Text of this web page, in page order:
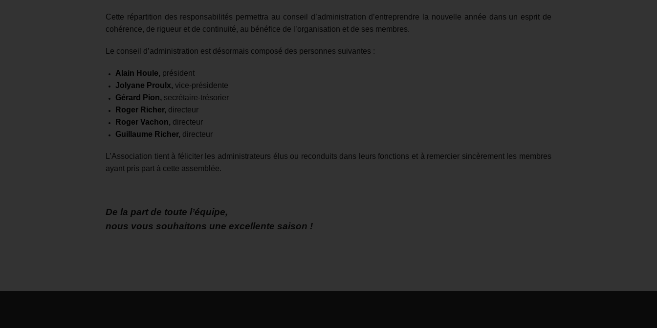
Cette répartition des responsabilités permettra au conseil d’administration d’entreprendre la nouvelle année dans un esprit de
cohérence, de rigueur et de continuité, au bénéfice de l’organisation et de ses membres.
Le conseil d’administration est désormais composé des personnes suivantes :
Alain Houle, président
Jolyane Proulx, vice-présidente
Gérard Pion, secrétaire-trésorier
Roger Richer, directeur
Roger Vachon, directeur
Guillaume Richer, directeur
L’Association tient à féliciter les administrateurs élus ou reconduits dans leurs fonctions et à remercier sincèrement les membres
ayant pris part à cette assemblée.
De la part de toute l’équipe,
nous vous souhaitons une excellente saison !